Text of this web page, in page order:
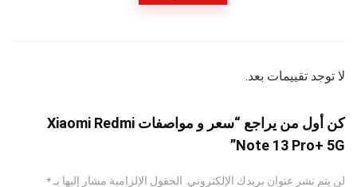
لا توجد تقييمات بعد.
كن أول من يراجع “سعر و مواصفات Xiaomi Redmi
Note 13 Pro+ 5G”
لن يتم نشر عنوان بريدك الإلكتروني. الحقول الإلزامية مشار إليها بـ*